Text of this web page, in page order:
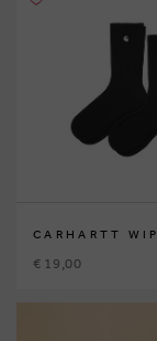
CARHARTT WIP
€ 19,00